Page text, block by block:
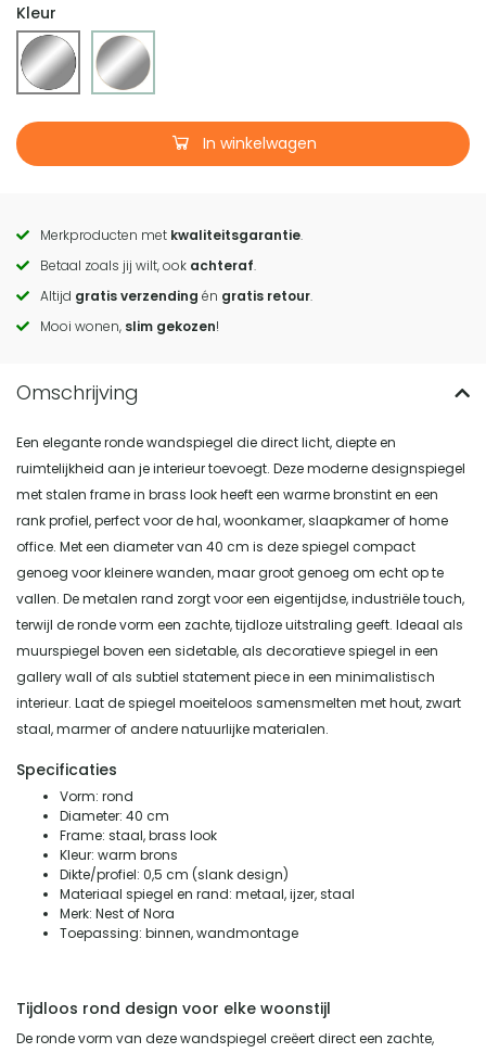
Kleur
In winkelwagen
Call
to
actions
Merkproducten met kwaliteitsgarantie.
Betaal zoals jij wilt, ook achteraf.
Altijd gratis verzending én gratis retour.
Mooi wonen, slim gekozen!
Een elegante ronde wandspiegel die direct licht, diepte en
ruimtelijkheid aan je interieur toevoegt. Deze moderne designspiegel
met stalen frame in brass look heeft een warme bronstint en een
rank profiel, perfect voor de hal, woonkamer, slaapkamer of home
office. Met een diameter van 40 cm is deze spiegel compact
genoeg voor kleinere wanden, maar groot genoeg om echt op te
vallen. De metalen rand zorgt voor een eigentijdse, industriële touch,
terwijl de ronde vorm een zachte, tijdloze uitstraling geeft. Ideaal als
muurspiegel boven een sidetable, als decoratieve spiegel in een
gallery wall of als subtiel statement piece in een minimalistisch
interieur. Laat de spiegel moeiteloos samensmelten met hout, zwart
staal, marmer of andere natuurlijke materialen.
Specificaties
Vorm: rond
Diameter: 40 cm
Frame: staal, brass look
Kleur: warm brons
Dikte/profiel: 0,5 cm (slank design)
Materiaal spiegel en rand: metaal, ijzer, staal
Merk: Nest of Nora
Toepassing: binnen, wandmontage
Tijdloos rond design voor elke woonstijl
De ronde vorm van deze wandspiegel creëert direct een zachte,